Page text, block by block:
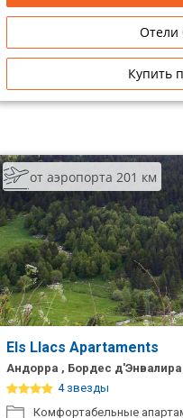
Отели
Купить
от аэропорта 201 км
Els Llacs Apartaments
Андорра , Бордес д'Энвалира
4 звезды
Комфортабельные